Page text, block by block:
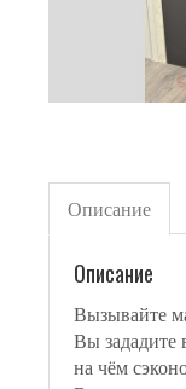
Описание
Описание
Вызывайте
Вы зададите
на чём